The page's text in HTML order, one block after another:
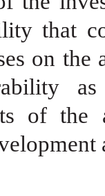
that
on
of